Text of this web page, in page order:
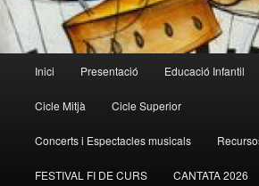
principal
Aneu
al
contingut
Inici Presentació Educació Infantil
Cicle Mitjà Cicle Superior
Concerts i Espectacles musicals
FESTIVAL FI DE CURS CANTATA 2026